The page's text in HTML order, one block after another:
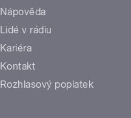
Nápověda
Lidé v rádiu
Kariéra
Kontakt
Rozhlasový poplatek